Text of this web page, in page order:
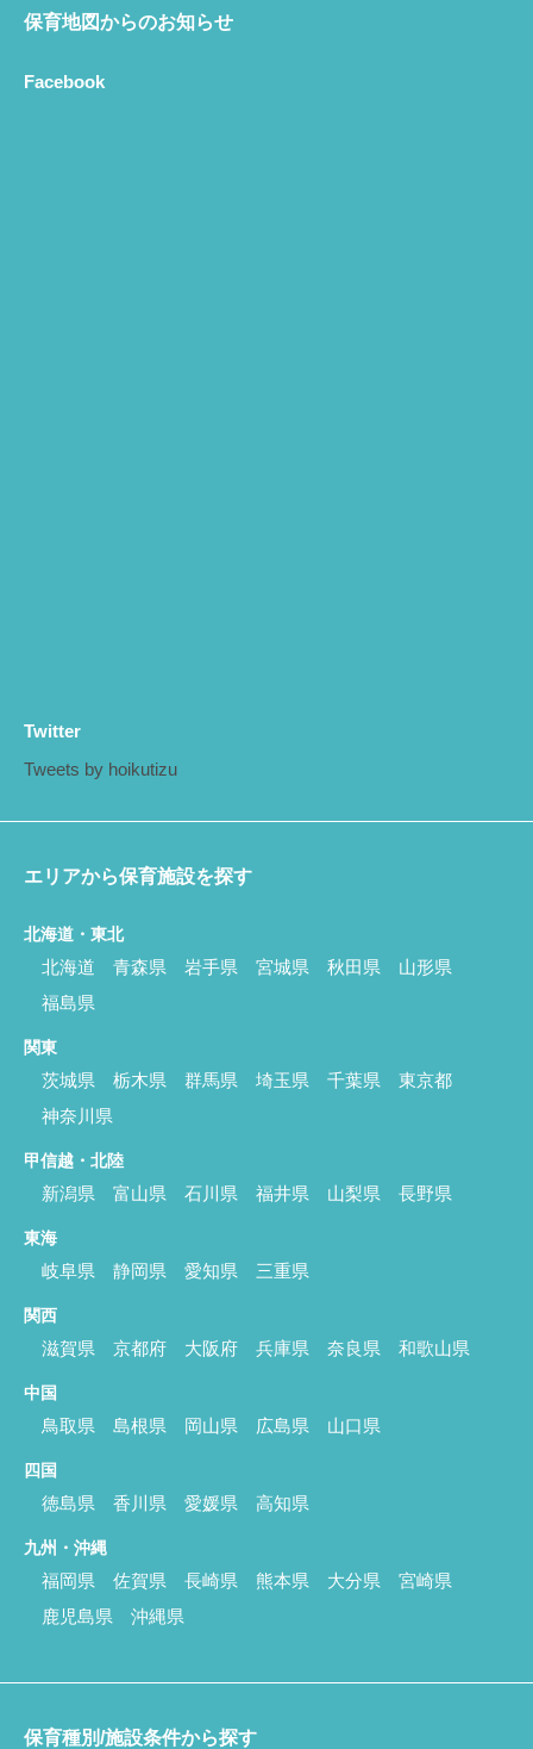
保育地図からのお知らせ
Facebook
Twitter
Tweets by hoikutizu
エリアから保育施設を探す
北海道・東北
北海道 青森県 岩手県 宮城県 秋田県
山形県
福島県
関東
茨城県 栃木県 群馬県 埼玉県 千葉県
東京都
神奈川県
甲信越・北陸
新潟県 富山県 石川県 福井県 山梨県 長野県
東海
岐阜県 静岡県 愛知県 三重県
関西
滋賀県 京都府 大阪府 兵庫県 奈良県 和歌山県
中国
鳥取県 島根県 岡山県 広島県 山口県
四国
徳島県 香川県 愛媛県 高知県
九州・沖縄
福岡県 佐賀県 長崎県 熊本県 大分県
宮崎県
鹿児島県
沖縄県
保育種別/施設条件から探す